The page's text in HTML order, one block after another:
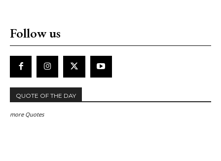
Follow us
QUOTE OF THE DAY
more Quotes